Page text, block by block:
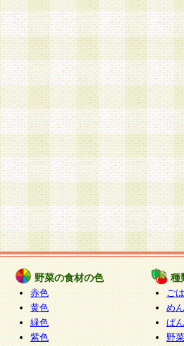
野菜の食材の色
赤色
黄色
緑色
紫色
種
ご
めん
ぱん
野